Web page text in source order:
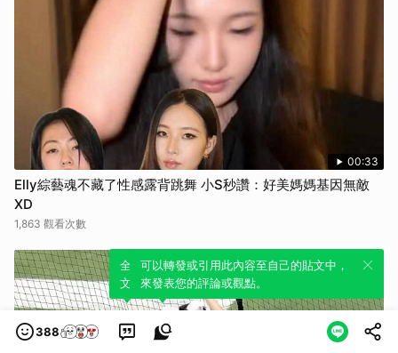
00:33
Elly綜藝魂不藏了性感露背跳舞 小S秒讚：好美媽媽基因無敵
XD
1,863 觀看次數
388
全新體驗！一鍵引用此內容，透過發布貼
文來輕鬆表達個人立場。
可以轉發或引用此內容至自己的貼文中，
來發表您的評論或觀點。